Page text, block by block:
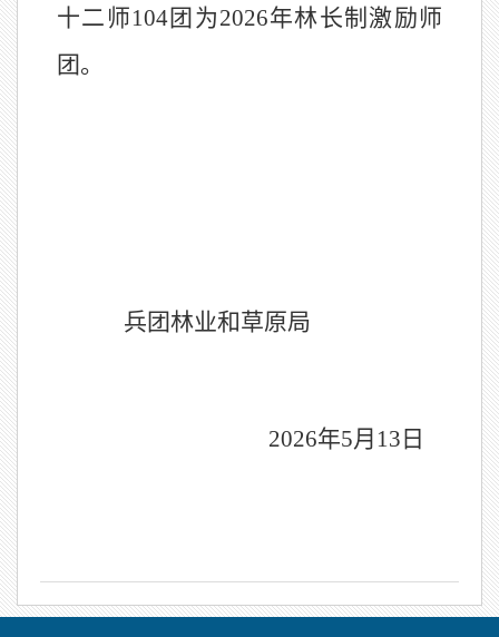
十二师104团 为2026年林长制激励师
团。
兵团林业和草原局
2026年5月 13 日